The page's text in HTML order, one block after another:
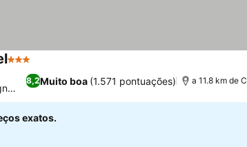
3 Estrelas
8,2Muito boa (1.571 pontuações) a 11.8 km de
exatos.